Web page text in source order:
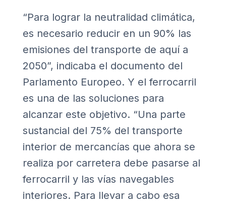
“Para lograr la neutralidad climática,
es necesario reducir en un 90% las
emisiones del transporte de aquí a
2050”, indicaba el documento del
Parlamento Europeo. Y el ferrocarril
es una de las soluciones para
alcanzar este objetivo. “Una parte
sustancial del 75% del transporte
interior de mercancías que ahora se
realiza por carretera debe pasarse al
ferrocarril y las vías navegables
interiores. Para llevar a cabo esa